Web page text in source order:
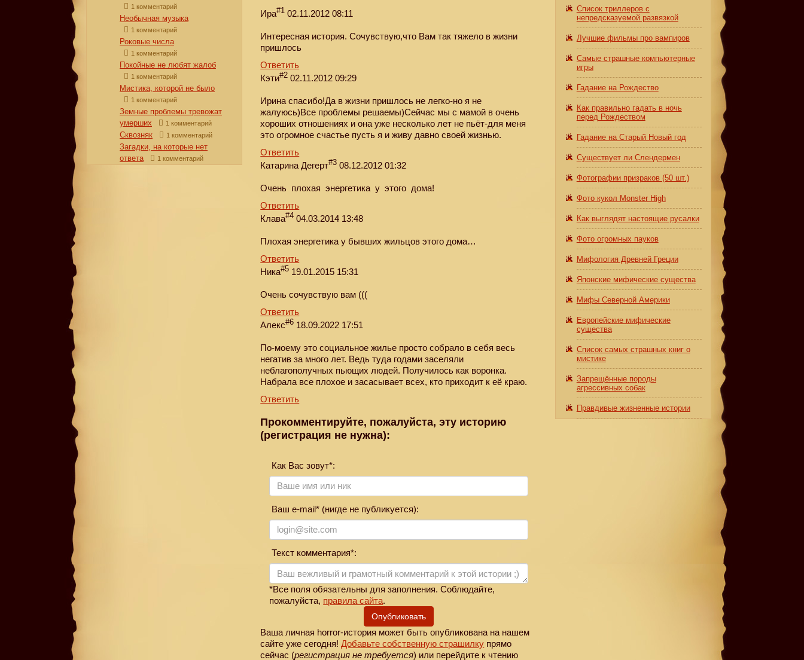
Ира#1 02.11.2012 08:11
Интересная история. Сочувствую,что Вам так тяжело в жизни
пришлось
Ответить
Кэти#2 02.11.2012 09:29
Ирина спасибо!Да в жизни пришлось не легко-но я не
жалуюсь)Все проблемы решаемы)Сейчас мы с мамой в очень
хороших отношениях и она уже несколько лет не пьёт-для меня
это огромное счастье пусть я и живу давно своей жизнью.
Ответить
Катарина Дегерт#3 08.12.2012 01:32
Очень плохая энергетика у этого дома!
Ответить
Клава#4 04.03.2014 13:48
Плохая энергетика у бывших жильцов этого дома…
Ответить
Ника#5 19.01.2015 15:31
Очень сочувствую вам (((
Ответить
Алекс#6 18.09.2022 17:51
По-моему это социальное жилье просто собрало в себя весь
негатив за много лет. Ведь туда годами заселяли
неблагополучных пьющих людей. Получилось как воронка.
Набрала все плохое и засасывает всех, кто приходит к её краю.
Ответить
Прокомментируйте, пожалуйста, эту историю
(регистрация не нужна):
Как Вас зовут*:
Ваш e-mail* (нигде не публикуется):
Текст комментария*:
*Все поля обязательны для заполнения. Соблюдайте,
пожалуйста, правила сайта.
Опубликовать
Ваша личная horror-история может быть опубликована на нашем
сайте уже сегодня!Добавьте собственную страшилку прямо
сейчас (регистрация не требуется) или перейдите к чтению
1 комментарий
Необычная музыка
1 комментарий
Роковые числа
1 комментарий
Покойные не любят жалоб
1 комментарий
Мистика, которой не было
1 комментарий
Земные проблемы тревожат
умерших
1 комментарий
Сквозняк 1 комментарий
Загадки, на которые нет
ответа
1 комментарий
Список триллеров с
непредсказуемой развязкой
Лучшие фильмы про вампиров
Самые страшные компьютерные
игры
Гадание на Рождество
Как правильно гадать в ночь
перед Рождеством
Гадание на Старый Новый год
Существует ли Слендермен
Фотографии призраков (50 шт.)
Фото кукол Monster High
Как выглядят настоящие русалки
Фото огромных пауков
Мифология Древней Греции
Японские мифические существа
Мифы Северной Америки
Европейские мифические
существа
Список самых страшных книг о
мистике
Запрещённые породы
агрессивных собак
Правдивые жизненные истории